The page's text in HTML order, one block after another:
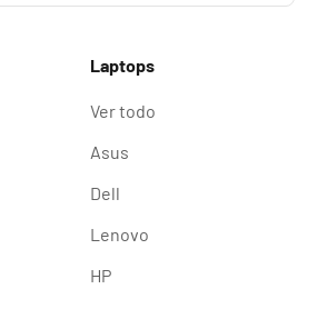
Laptops
Ver todo
Asus
Dell
Lenovo
HP